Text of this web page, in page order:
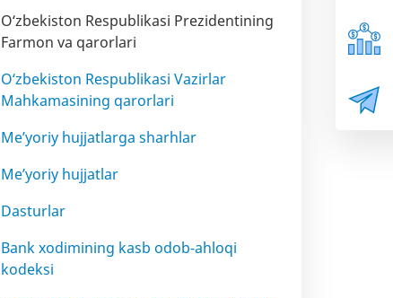
O‘zbekiston Respublikasi Prezidentining
Farmon va qarorlari
O‘zbekiston Respublikasi Vazirlar
Mahkamasining qarorlari
Me’yoriy hujjatlarga sharhlar
Me’yoriy hujjatlar
Dasturlar
Bank xodimining kasb odob-ahloqi
kodeksi